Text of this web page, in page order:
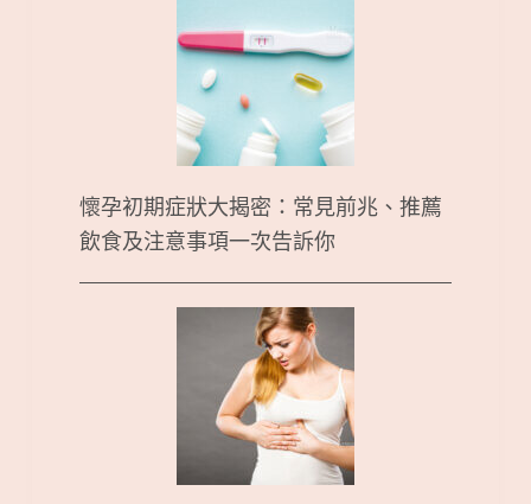
懷孕初期症狀大揭密：常見前兆、推薦
飲食及注意事項一次告訴你